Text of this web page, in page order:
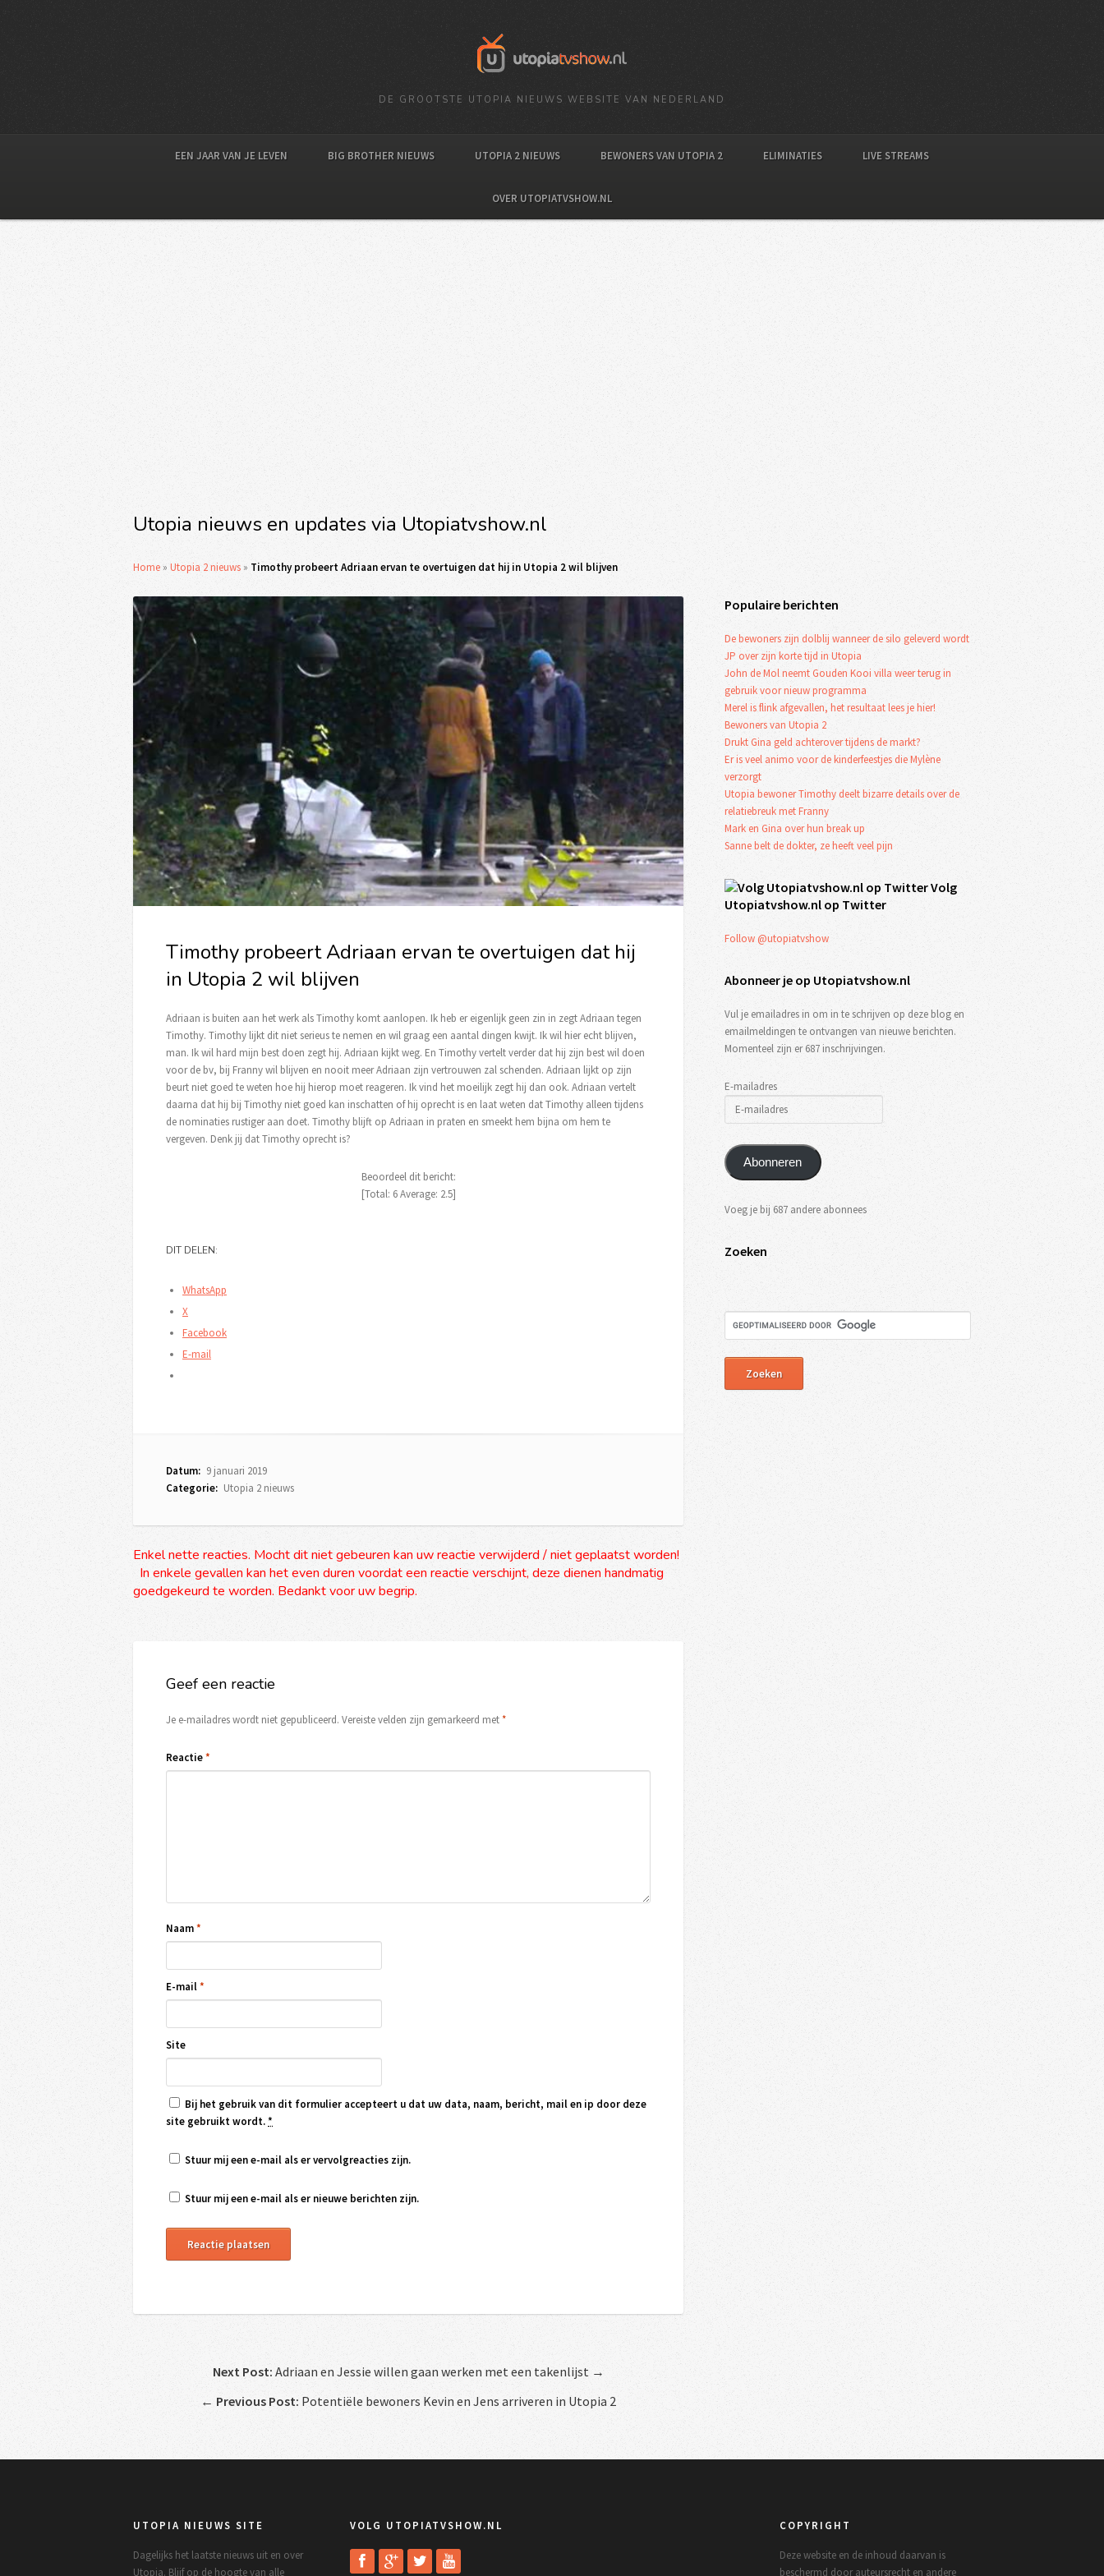
DE GROOTSTE UTOPIA NIEUWS WEBSITE VAN NEDERLAND
EEN JAAR VAN JE LEVEN BIG BROTHER NIEUWS UTOPIA 2 NIEUWS BEWONERS VAN UTOPIA 2 ELIMINATIES LIVE STREAMS
OVER UTOPIATVSHOW.NL
Utopia nieuws en updates via Utopiatvshow.nl
Home » Utopia 2 nieuws » Timothy probeert Adriaan ervan te overtuigen dat hij in Utopia 2 wil blijven
Timothy probeert Adriaan ervan te overtuigen dat hij
in Utopia 2 wil blijven
Adriaan is buiten aan het werk als Timothy komt aanlopen. Ik heb er eigenlijk geen zin in zegt Adriaan tegen
Timothy. Timothy lijkt dit niet serieus te nemen en wil graag een aantal dingen kwijt. Ik wil hier echt blijven,
man. Ik wil hard mijn best doen zegt hij. Adriaan kijkt weg. En Timothy vertelt verder dat hij zijn best wil doen
voor de bv, bij Franny wil blijven en nooit meer Adriaan zijn vertrouwen zal schenden. Adriaan lijkt op zijn
beurt niet goed te weten hoe hij hierop moet reageren. Ik vind het moeilijk zegt hij dan ook. Adriaan vertelt
daarna dat hij bij Timothy niet goed kan inschatten of hij oprecht is en laat weten dat Timothy alleen tijdens
de nominaties rustiger aan doet. Timothy blijft op Adriaan in praten en smeekt hem bijna om hem te
vergeven. Denk jij dat Timothy oprecht is?
Beoordeel dit bericht:
[Total: 6Average: 2.5]
DIT DELEN:
WhatsApp
X
Facebook
E-mail
Datum: 9 januari 2019
Categorie: Utopia 2 nieuws
Enkel nette reacties. Mocht dit niet gebeuren kan uw reactie verwijderd / niet geplaatst worden!
In enkele gevallen kan het even duren voordat een reactie verschijnt, deze dienen handmatig
goedgekeurd te worden. Bedankt voor uw begrip.
Geef een reactie
Je e-mailadres wordt niet gepubliceerd. Vereiste velden zijn gemarkeerd met*
Reactie*
Naam*
E-mail*
Site
Bij het gebruik van dit formulier accepteert u dat uw data, naam, bericht, mail en ip door deze
site gebruikt wordt.*
Stuur mij een e-mail als er vervolgreacties zijn.
Stuur mij een e-mail als er nieuwe berichten zijn.
Next Post: Adriaan en Jessie willen gaan werken met een takenlijst →
← Previous Post: Potentiële bewoners Kevin en Jens arriveren in Utopia 2
Populaire berichten
De bewoners zijn dolblij wanneer de silo geleverd wordt
JP over zijn korte tijd in Utopia
John de Mol neemt Gouden Kooi villa weer terug in
gebruik voor nieuw programma
Merel is flink afgevallen, het resultaat lees je hier!
Bewoners van Utopia 2
Drukt Gina geld achterover tijdens de markt?
Er is veel animo voor de kinderfeestjes die Mylène
verzorgt
Utopia bewoner Timothy deelt bizarre details over de
relatiebreuk met Franny
Mark en Gina over hun break up
Sanne belt de dokter, ze heeft veel pijn
Volg
Utopiatvshow.nl op Twitter
Follow @utopiatvshow
Abonneer je op Utopiatvshow.nl
Vul je emailadres in om in te schrijven op deze blog en
emailmeldingen te ontvangen van nieuwe berichten.
Momenteel zijn er 687 inschrijvingen.
E-mailadres
Abonneren
Voeg je bij 687 andere abonnees
Zoeken
UTOPIA NIEUWS SITE
Dagelijks het laatste nieuws uit en over
Utopia. Blijf op de hoogte van alle
VOLG UTOPIATVSHOW.NL COPYRIGHT
Deze website en de inhoud daarvan is
beschermd door auteursrecht en andere